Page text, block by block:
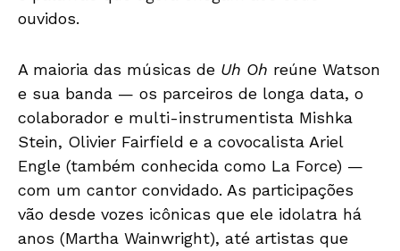
ouvidos.
A maioria das músicas de Uh Oh reúne Watson
e sua banda — os parceiros de longa data, o
colaborador e multi-instrumentista Mishka
Stein, Olivier Fairfield e a covocalista Ariel
Engle (também conhecida como La Force) —
com um cantor convidado. As participações
vão desde vozes icônicas que ele idolatra há
anos (Martha Wainwright), até artistas que